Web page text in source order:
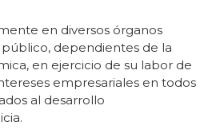
en diversos órganos
dependientes de la
en ejercicio de su labor de
empresariales en todos
al desarrollo